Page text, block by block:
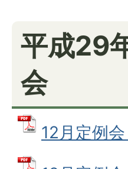
平成29
会
12月定例